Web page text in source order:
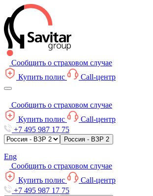
Сообщить о страховом случае
Купить полис
Call-центр
Сообщить о страховом случае
Купить полис
Call-центр
+7 495 987 17 75
Россия - ВЗР 2
Eng
Сообщить о страховом случае
Купить полис
Call-центр
+7 495 987 17 75